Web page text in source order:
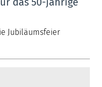
Jubiläumsfeier